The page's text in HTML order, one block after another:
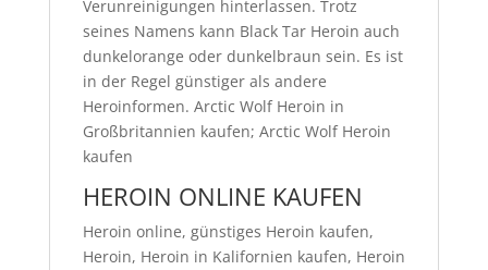
Verunreinigungen hinterlassen. Trotz
seines Namens kann Black Tar Heroin auch
dunkelorange oder dunkelbraun sein. Es ist
in der Regel günstiger als andere
Heroinformen. Arctic Wolf Heroin in
Großbritannien kaufen; Arctic Wolf Heroin
kaufen
HEROIN ONLINE KAUFEN
Heroin online, günstiges Heroin kaufen,
Heroin, Heroin in Kalifornien kaufen, Heroin